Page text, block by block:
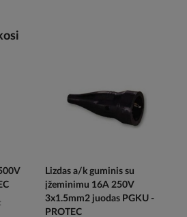
Lizdas a/k guminis su
įžeminimu 16A 250V
3x1.5mm2 juodas PGKU -
PROTEC